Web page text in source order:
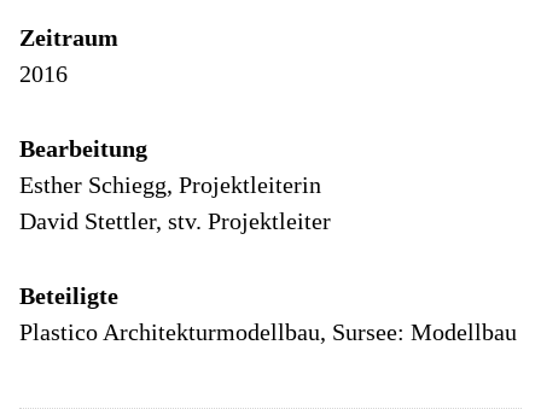
Zeitraum
2016
Bearbeitung
Esther Schiegg, Projektleiterin
David Stettler, stv. Projektleiter
Beteiligte
Plastico Architekturmodellbau, Sursee: Modellbau